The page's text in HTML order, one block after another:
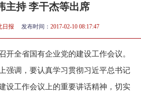
主持 李干杰等出席
日报 发布时间： 2017-02-10 08:17:47
开全省国有企业党的建设工作会议。
强调，要认真学习贯彻习近平总书记
设工作会议上的重要讲话精神，切实